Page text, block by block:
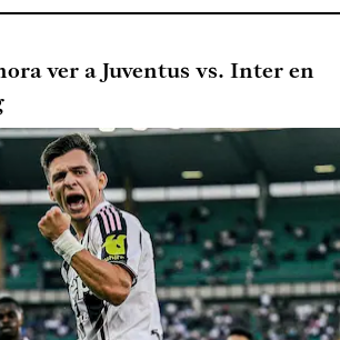
ver a Juventus vs. Inter en